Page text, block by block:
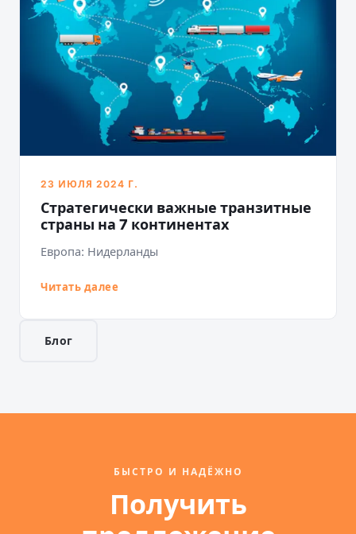
23 ИЮЛЯ 2024 Г.
Стратегически важные транзитные
страны на 7 континентах
Европа: Нидерланды
Читать далее
Блог
БЫСТРО И НАДЁЖНО
Получить